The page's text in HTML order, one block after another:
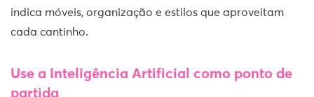
indica móveis, organização e estilos que aproveitam
cada cantinho.
Use a Inteligência Artificial como ponto de
partida